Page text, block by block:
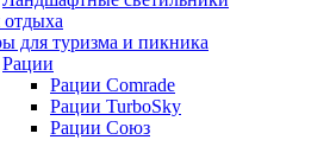
отдыха
для туризма и пикника
Рации
Рации Comrade
Рации TurboSky
Рации Союз